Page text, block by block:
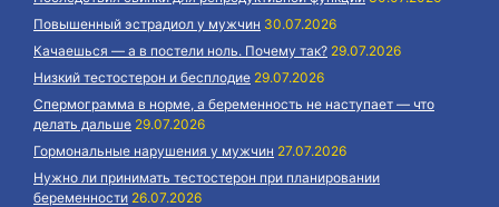
Повышенный эстрадиол у мужчин 30.07.2026
Качаешься — а в постели ноль. Почему так? 29.07.2026
Низкий тестостерон и бесплодие 29.07.2026
Спермограмма в норме, а беременность не наступает — что
делать дальше 29.07.2026
Гормональные нарушения у мужчин 27.07.2026
Нужно ли принимать тестостерон при планировании
беременности 26.07.2026